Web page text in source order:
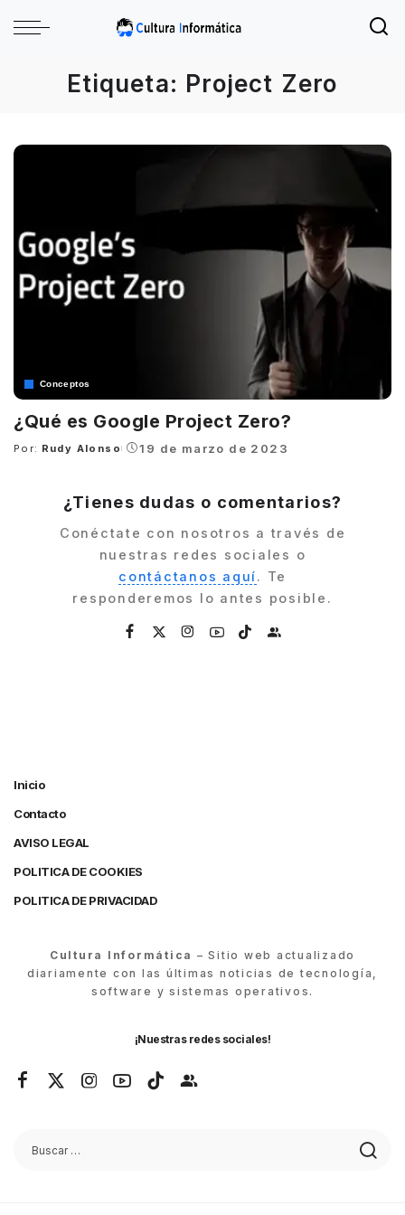
Etiqueta: Project Zero
Conceptos
¿Qué es Google Project Zero?
Posted
Por: Rudy Alonso 19 de marzo de 2023
¿Tienes dudas o comentarios?
Conéctate con nosotros a través de
nuestras redes sociales o
contáctanos aquí. Te
responderemos lo antes posible.
Inicio
Contacto
AVISO LEGAL
POLITICA DE COOKIES
POLITICA DE PRIVACIDAD
Cultura Informática – Sitio web actualizado
diariamente con las últimas noticias de tecnología,
software y sistemas operativos.
¡Nuestras redes sociales!